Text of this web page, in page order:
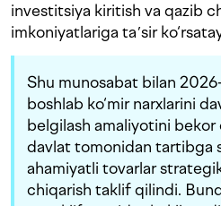
investitsiya kiritish va qazib
imkoniyatlariga taʼsir
Shu munosabat bilan
boshlab ko‘mir narxlarini
belgilash amaliyotini bekor
davlat tomonidan tartibga
ahamiyatli tovarlar
chiqarish taklif qilindi.